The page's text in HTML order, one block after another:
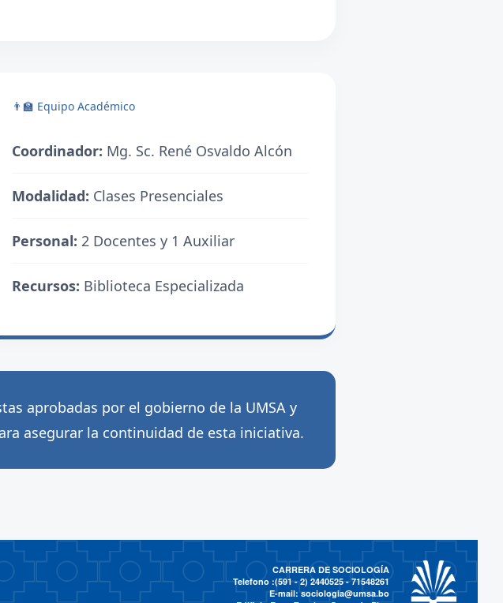
👨‍🏫 Equipo Académico
Coordinador: Mg. Sc. René Osvaldo Alcón
Modalidad: Clases Presenciales
Personal: 2 Docentes y 1 Auxiliar
Recursos: Biblioteca Especializada
aprobadas por el gobierno de la UMSA y
asegurar la continuidad de esta iniciativa.
CARRERA DE SOCIOLOGÍA
Telefono :(591 - 2) 2440525 - 71548261
E-mail:sociologia@umsa.bo